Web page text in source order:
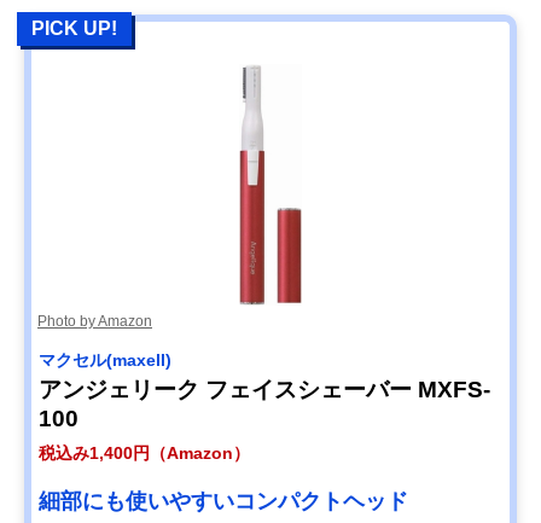
PICK UP!
Photo by Amazon
マクセル(maxell)
アンジェリーク フェイスシェーバー MXFS-
100
税込み1,400円（Amazon）
細部にも使いやすいコンパクトヘッド